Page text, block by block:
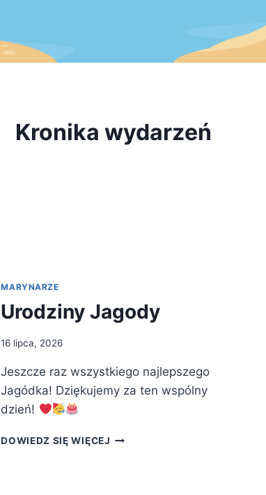
Kronika wydarzeń
MARYNARZE
Urodziny Jagody
16 lipca, 2026
Jeszcze raz wszystkiego najlepszego
Jagódka! Dziękujemy za ten wspólny
dzień!
DOWIEDZ SIĘ WIĘCEJ URODZINY